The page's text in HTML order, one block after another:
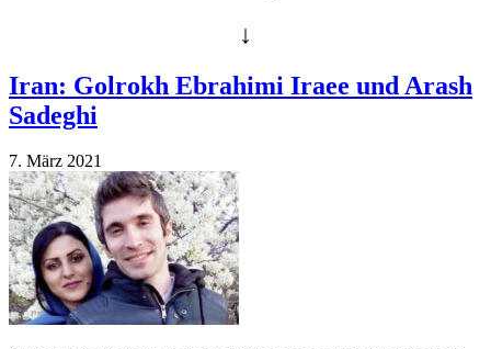
↓
Iran: Golrokh Ebrahimi Iraee und Arash
Sadeghi
7. März 2021